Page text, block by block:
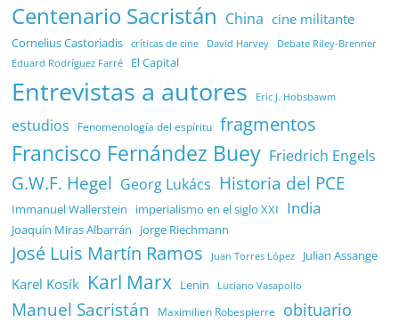
Centenario Sacristán China cine militante
Cornelius Castoriadis críticas de cine David Harvey Debate Riley-Brenner
Eduard Rodríguez Farré El Capital
Entrevistas a autores Eric J. Hobsbawm
estudios Fenomenología del espíritu fragmentos
Francisco Fernández Buey Friedrich Engels
G.W.F. Hegel Georg Lukács Historia del PCE
Immanuel Wallerstein imperialismo en el siglo XXI India
Joaquín Miras Albarrán Jorge Riechmann
José Luis Martín Ramos Juan Torres López Julian Assange
Karel Kosík Karl Marx Lenin Luciano Vasapollo
Manuel Sacristán Maximilien Robespierre
obituario